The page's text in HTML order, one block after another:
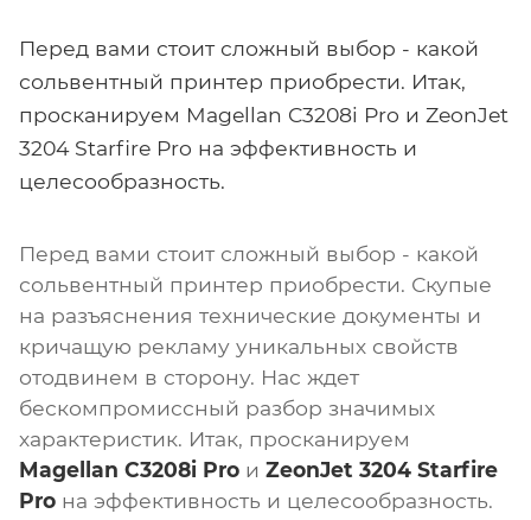
Перед вами стоит сложный выбор - какой
сольвентный принтер приобрести. Итак,
просканируем Magellan C3208i Pro и ZeonJet
3204 Starfire Pro на эффективность и
целесообразность.
Перед вами стоит сложный выбор - какой
сольвентный принтер приобрести. Скупые
на разъяснения технические документы и
кричащую рекламу уникальных свойств
отодвинем в сторону. Нас ждет
бескомпромиссный разбор значимых
характеристик. Итак, просканируем
Magellan C3208i Pro и ZeonJet 3204 Starfire
Pro на эффективность и целесообразность.